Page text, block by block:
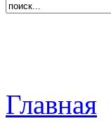
Главная